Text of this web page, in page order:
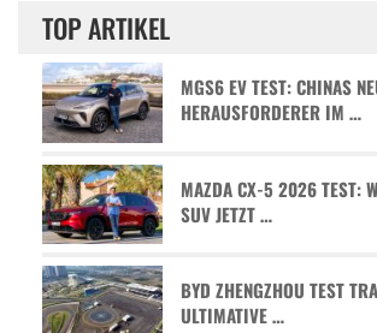
TOP ARTIKEL
MGS6 EV TEST: CHINAS
HERAUSFORDERER IM …
MAZDA CX-5 2026 TEST:
SUV JETZT …
BYD ZHENGZHOU TEST
ULTIMATIVE …